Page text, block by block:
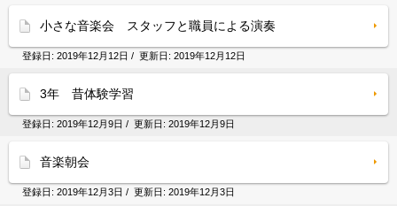
小さな音楽会 スタッフと職員による演奏
登録日: 2019年12月12日 / 更新日: 2019年12月12日
3年 昔体験学習
登録日: 2019年12月9日 / 更新日: 2019年12月9日
音楽朝会
登録日: 2019年12月3日 / 更新日: 2019年12月3日